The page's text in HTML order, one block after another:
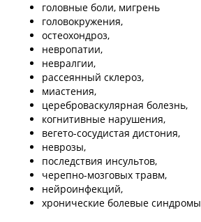
головные боли, мигрень
головокружения,
остеохондроз,
невропатии,
невралгии,
рассеянный склероз,
миастения,
цереброваскулярная болезнь,
когнитивные нарушения,
вегето-сосудистая дистония,
неврозы,
последствия инсультов,
черепно-мозговых травм,
нейроинфекций,
хронические болевые синдромы